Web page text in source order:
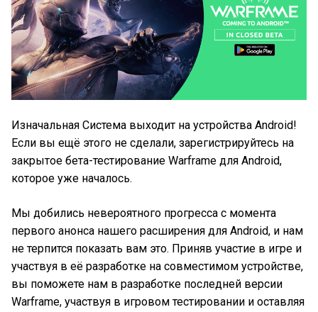
Изначальная Система выходит на устройства Android!
Если вы ещё этого не сделали, зарегистрируйтесь на
закрытое бета-тестирование Warframe для Android,
которое уже началось.
Мы добились невероятного прогресса с момента
первого анонса нашего расширения для Android, и нам
не терпится показать вам это. Приняв участие в игре и
участвуя в её разработке на совместимом устройстве,
вы поможете нам в разработке последней версии
Warframe, участвуя в игровом тестировании и оставляя